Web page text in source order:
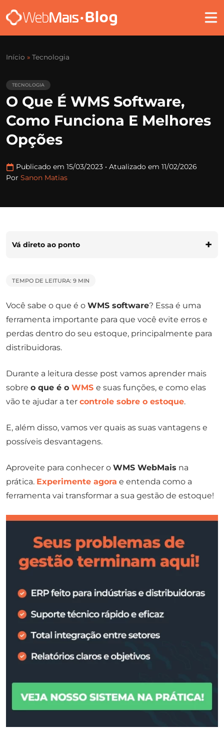
Início » Tecnologia
TECNOLOGIA
O Que É WMS Software,
Como Funciona E Melhores
Opções
Publicado em 15/03/2023 • Atualizado em 11/02/2026
Por Sanon Matias
Vá direto ao ponto
TEMPO DE LEITURA: 9 MIN
Você sabe o que é o WMS software? Essa é uma
ferramenta importante para que você evite erros e
perdas dentro do seu estoque, principalmente para
distribuidoras.
Durante a leitura desse post vamos aprender mais
sobre o que é o WMS e suas funções, e como elas
vão te ajudar a ter controle sobre o estoque.
E, além disso, vamos ver quais as suas vantagens e
possíveis desvantagens.
Aproveite para conhecer o WMS WebMais na
prática. Experimente agora e entenda como a
ferramenta vai transformar a sua gestão de estoque!